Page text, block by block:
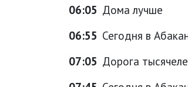
06:05 Дома лучше
06:55 Сегодня в
07:05 Дорога